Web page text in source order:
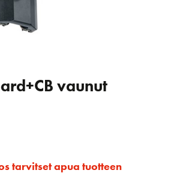
vaunut
tarvitset apua tuotteen